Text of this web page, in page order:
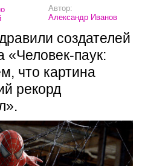
Автор:
Александр Иванов
создателей
«Человек-паук:
что картина
рекорд